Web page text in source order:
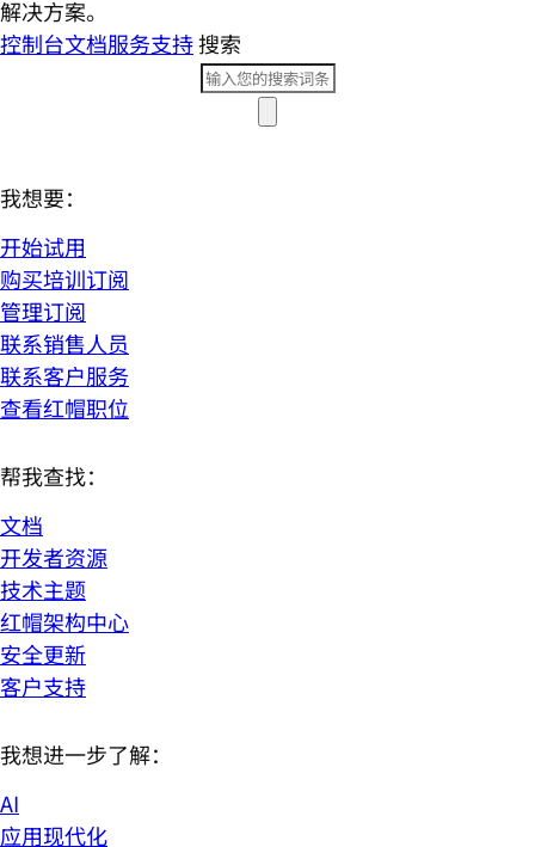
解决方案。
控制台文档服务支持搜索
我想要：
开始试用
购买培训订阅
管理订阅
联系销售人员
联系客户服务
查看红帽职位
帮我查找：
文档
开发者资源
技术主题
红帽架构中心
安全更新
客户支持
我想进一步了解：
AI
应用现代化